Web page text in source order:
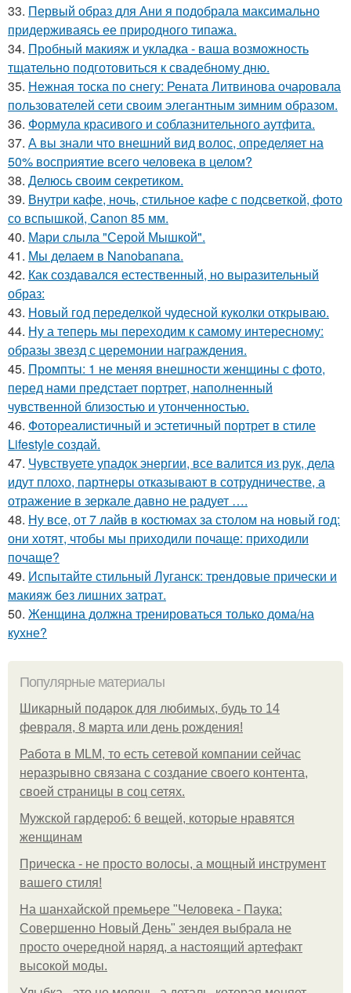
33. Первый образ для Ани я подобрала максимально
придерживаясь ее природного типажа.
34. Пробный макияж и укладка - ваша возможность
тщательно подготовиться к свадебному дню.
35. Нежная тоска по снегу: Рената Литвинова очаровала
пользователей сети своим элегантным зимним образом.
36. Формула красивого и соблазнительного аутфита.
37. А вы знали что внешний вид волос, определяет на
50% восприятие всего человека в целом?
38. Делюсь своим секретиком.
39. Внутри кафе, ночь, стильное кафе с подсветкой, фото
со вспышкой, Canon 85 мм.
40. Мари слыла "Серой Мышкой".
41. Мы делаем в Nanobanana.
42. Как создавался естественный, но выразительный
образ:
43. Новый год переделкой чудесной куколки открываю.
44. Ну а теперь мы переходим к самому интересному:
образы звезд с церемонии награждения.
45. Промпты: 1 не меняя внешности женщины с фото,
перед нами предстает портрет, наполненный
чувственной близостью и утонченностью.
46. Фотореалистичный и эстетичный портрет в стиле
Lifestyle создай.
47. Чувствуете упадок энергии, все валится из рук, дела
идут плохо, партнеры отказывают в сотрудничестве, а
отражение в зеркале давно не радует ….
48. Ну все, от 7 лайв в костюмах за столом на новый год:
они хотят, чтобы мы приходили почаще: приходили
почаще?
49. Испытайте стильный Луганск: трендовые прически и
макияж без лишних затрат.
50. Женщина должна тренироваться только дома/на
кухне?
Популярные материалы
Шикарный подарок для любимых, будь то 14
февраля, 8 марта или день рождения!
Работа в MLM, то есть сетевой компании сейчас
неразрывно связана с создание своего контента,
своей страницы в соц сетях.
Мужской гардероб: 6 вещей, которые нравятся
женщинам
Прическа - не просто волосы, а мощный инструмент
вашего стиля!
На шанхайской премьере "Человека - Паука:
Совершенно Новый День" зендея выбрала не
просто очередной наряд, а настоящий артефакт
высокой моды.